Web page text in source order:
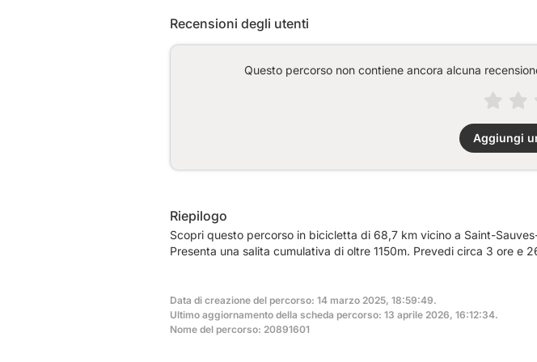
Recensioni degli utenti
Questo percorso non contiene ancora alcuna
Aggiungi
Riepilogo
Scopri questo percorso in bicicletta di 68,7 km vicino a Saint-
Presenta una salita cumulativa di oltre 1150m. Prevedi circa 3 ore e
Data di creazione del percorso: 14 marzo 2025, 18:59:49.
Ultimo aggiornamento della scheda percorso: 13 aprile 2026, 16:12:34.
Nome del percorso: 20891601